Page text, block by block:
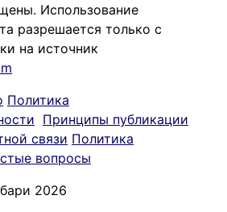
Использование
разрешается только с
на источник
Политика
Принципы публикации
связи Политика
вопросы
2026